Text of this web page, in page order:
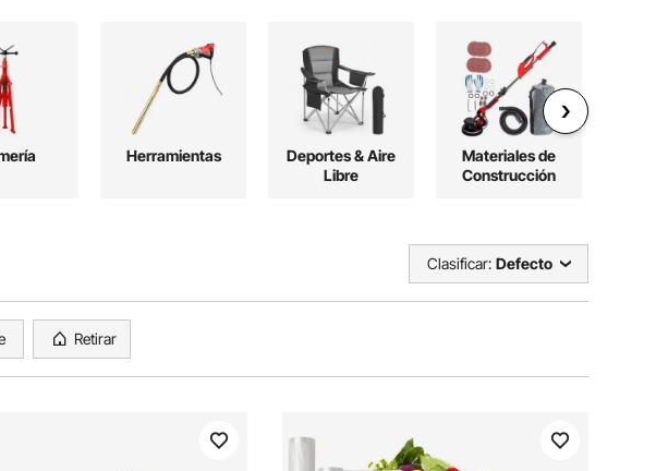
Herramientas
Deportes & Aire
Libre
Materiales de
Construcción
Clasificar: Defecto
Retirar